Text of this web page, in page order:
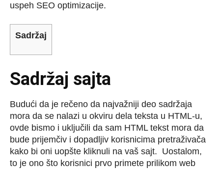
uspeh SEO optimizacije.
Sadržaj
Sadržaj sajta
Budući da je rečeno da najvažniji deo sadržaja
mora da se nalazi u okviru dela teksta u HTML-u,
ovde bismo i uključili da sam HTML tekst mora da
bude prijemčiv i dopadljiv korisnicima pretraživača
kako bi oni uopšte kliknuli na vaš sajt. Uostalom,
to je ono što korisnici prvo primete prilikom web